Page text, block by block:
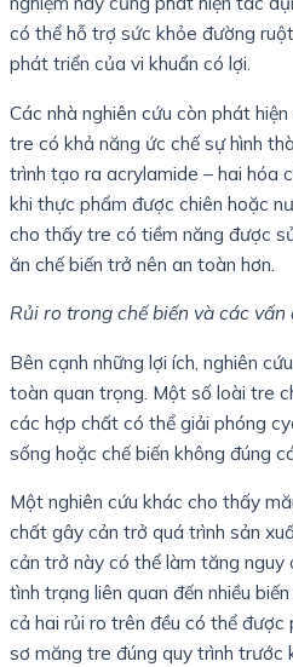
có thể hỗ trợ sức khỏe đường
phát triển của vi khuẩn có lợi.
Các nhà nghiên cứu còn phát
tre có khả năng ức chế sự hình
trình tạo ra acrylamide – hai hóa
khi thực phẩm được chiên hoặc
cho thấy tre có tiềm năng được
ăn chế biến trở nên an toàn hơn.
Rủi ro trong chế biến và các vấn
Bên cạnh những lợi ích, nghiên
toàn quan trọng. Một số loài tre
các hợp chất có thể giải phóng
sống hoặc chế biến không đúng
Một nghiên cứu khác cho thấy
chất gây cản trở quá trình sản
cản trở này có thể làm tăng nguy
tình trạng liên quan đến nhiều
cả hai rủi ro trên đều có thể được
sơ măng tre đúng quy trình trước